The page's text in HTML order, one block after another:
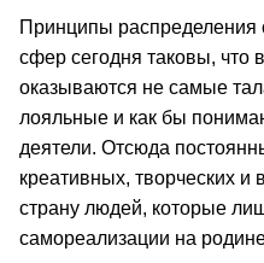
Принципы распределения
сфер сегодня таковы, что
оказываются не самые
лояльные и как бы
деятели. Отсюда
креативных, творческих
страну людей, которые
самореализации на